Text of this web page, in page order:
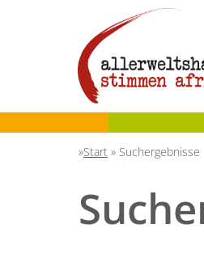
Start » Suchergebnisse